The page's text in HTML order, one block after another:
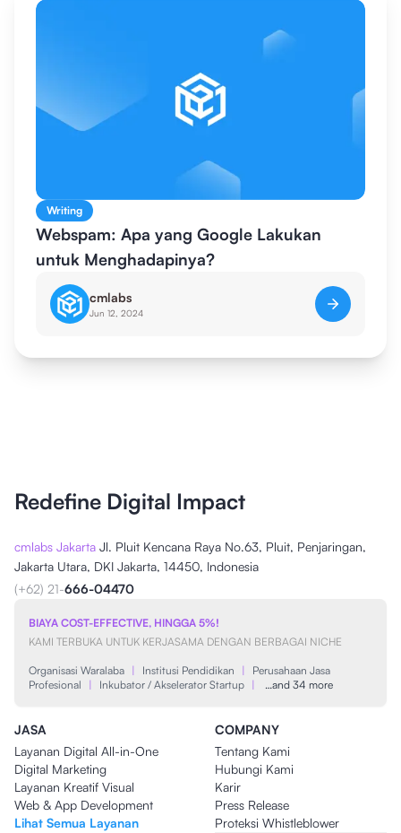
Writing
Webspam: Apa yang Google Lakukan
untuk Menghadapinya?
cmlabs
Jun 12, 2024
Redefine Digital Impact
cmlabs Jakarta Jl. Pluit Kencana Raya No.63, Pluit, Penjaringan,
Jakarta Utara, DKI Jakarta, 14450, Indonesia
(+62) 21-666-04470
BIAYA COST-EFFECTIVE, HINGGA 5%!
KAMI TERBUKA UNTUK KERJASAMA DENGAN BERBAGAI NICHE
Organisasi Waralaba | Institusi Pendidikan |
Perusahaan Jasa
Profesional
| Inkubator / Akselerator Startup | …and 34 more
JASA
Layanan Digital All-in-One
Digital Marketing
Layanan Kreatif Visual
Web & App Development
Lihat Semua Layanan
COMPANY
Tentang Kami
Hubungi Kami
Karir
Press Release
Proteksi Whistleblower